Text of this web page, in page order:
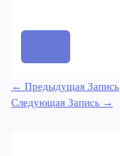
← Предыдущая Запись
Следующая Запись →